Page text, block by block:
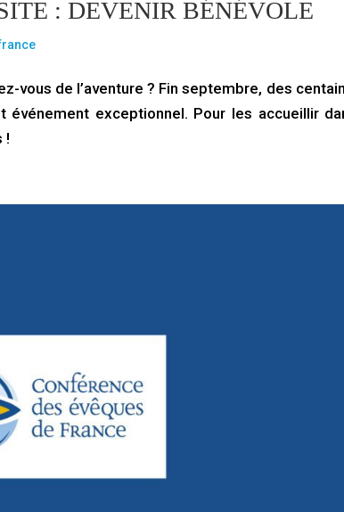
: DEVENIR BÉNÉVOLE
vous de l’aventure ? Fin septembre, des
exceptionnel. Pour les accueillir
!